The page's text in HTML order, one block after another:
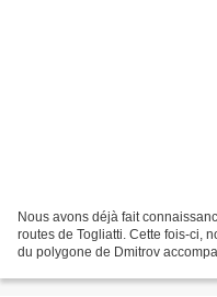
Nous avons déjà fait
routes de Togliatti. Cette fois-ci,
du polygone de Dmitrov